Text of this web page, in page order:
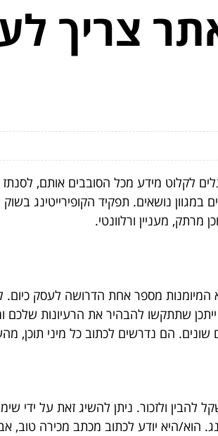
צריך
לקלוט מידע מכל הסובבים אותם, לסנתז
במגוון נושאים. תפקיד הקופירייטינג
מרתק, מעניין ורלוונטי.
המיומנות מספר אחת הדרושה לעסק
שתתקשו להבהיר את הרעיונות שלכם
הם נדרשים לכתוב כל מיני תוכן,
להבין ולזכור. ניתן להשיג זאת על ידי
היא יודע לכתוב מכתב מכירה טוב,